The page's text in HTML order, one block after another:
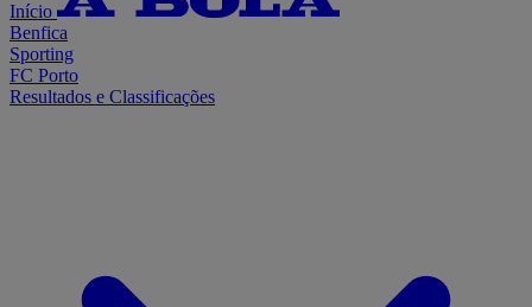
Início
Benfica
Sporting
FC Porto
Resultados e Classificações